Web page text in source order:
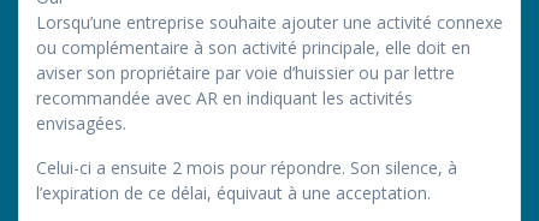
Lorsqu’une entreprise souhaite ajouter une activité connexe
ou complémentaire à son activité principale, elle doit en
aviser son propriétaire par voie d’huissier ou par lettre
recommandée avec AR en indiquant les activités
envisagées.
Celui-ci a ensuite 2 mois pour répondre. Son silence, à
l’expiration de ce délai, équivaut à une acceptation.